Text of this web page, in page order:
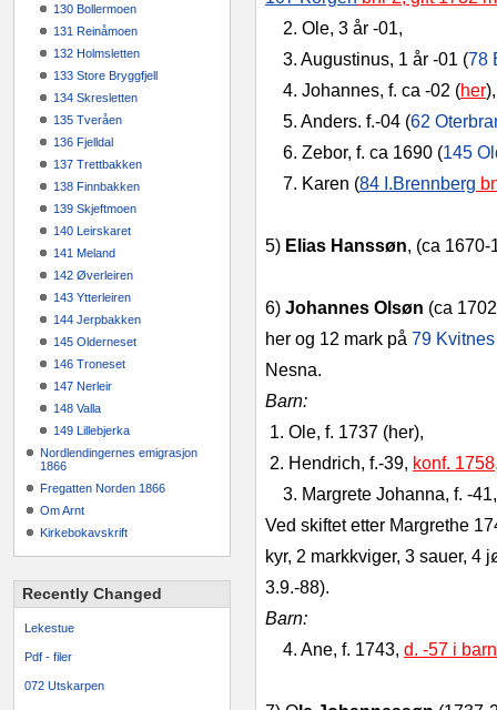
130 Bollermoen
131 Reinåmoen
132 Holmsletten
133 Store Bryggfjell
134 Skresletten
135 Tveråen
136 Fjelldal
137 Trettbakken
138 Finnbakken
139 Skjeftmoen
140 Leirskaret
141 Meland
142 Øverleiren
143 Ytterleiren
144 Jerpbakken
145 Olderneset
146 Troneset
147 Nerleir
148 Valla
149 Lillebjerka
Nordlendingernes emigrasjon
1866
Fregatten Norden 1866
Om Arnt
Kirkebokavskrift
Recently Changed
Lekestue
Pdf - filer
072 Utskarpen
2. Ole, 3 år -01,
3. Augustinus, 1 år -01 (78
4. Johannes, f. ca -02 (her),
5. Anders. f.-04 (62
6. Zebor, f. ca 1690 (145
7. Karen (84 I.Brennberg
5) Elias Hanssøn, (ca 1670-
6) Johannes Olsøn (ca
her og 12 mark på 79 Kvitnes
Nesna.
Barn:
1. Ole, f. 1737 (her),
2. Hendrich, f.-39, konf.
3. Margrete Johanna, f. -
Ved skiftet etter Margrethe
kyr, 2 markkviger, 3 sauer, 4
3.9.-88).
Barn:
4. Ane, f. 1743, d. -57 i